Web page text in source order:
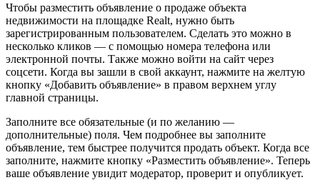
Чтобы разместить объявление о продаже объекта
недвижимости на площадке Realt, нужно быть
зарегистрированным пользователем. Сделать это можно в
несколько кликов — с помощью номера телефона или
электронной почты. Также можно войти на сайт через
соцсети. Когда вы зашли в свой аккаунт, нажмите на желтую
кнопку «Добавить объявление» в правом верхнем углу
главной страницы.
Заполните все обязательные (и по желанию —
дополнительные) поля. Чем подробнее вы заполните
объявление, тем быстрее получится продать объект. Когда все
заполните, нажмите кнопку «Разместить объявление». Теперь
ваше объявление увидит модератор, проверит и опубликует.